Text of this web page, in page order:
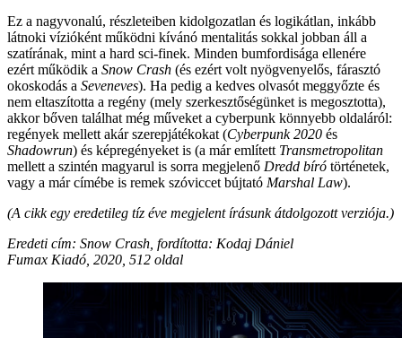
Ez a nagyvonalú, részleteiben kidolgozatlan és logikátlan, inkább
látnoki vízióként működni kívánó mentalitás sokkal jobban áll a
szatírának, mint a hard sci-finek. Minden bumfordisága ellenére
ezért működik a Snow Crash (és ezért volt nyögvenyelős, fárasztó
okoskodás a Seveneves). Ha pedig a kedves olvasót meggyőzte és
nem eltaszította a regény (mely szerkesztőségünket is megosztotta),
akkor bőven találhat még műveket a cyberpunk könnyebb oldaláról:
regények mellett akár szerepjátékokat (Cyberpunk 2020 és
Shadowrun) és képregényeket is (a már említett Transmetropolitan
mellett a szintén magyarul is sorra megjelenő Dredd bíró történetek,
vagy a már címébe is remek szóviccet bújtató Marshal Law).
(A cikk egy eredetileg tíz éve megjelent írásunk átdolgozott verziója.)
Eredeti cím: Snow Crash, fordította: Kodaj Dániel
Fumax Kiadó, 2020, 512 oldal